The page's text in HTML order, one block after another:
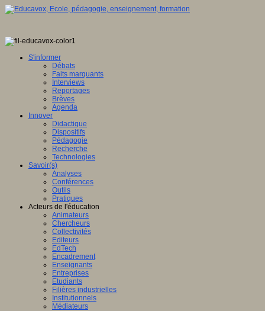
S'informer
Débats
Faits marquants
Interviews
Reportages
Brèves
Agenda
Innover
Didactique
Dispositifs
Pédagogie
Recherche
Technologies
Savoir(s)
Analyses
Conférences
Outils
Pratiques
Acteurs de l'éducation
Animateurs
Chercheurs
Collectivités
Editeurs
EdTech
Encadrement
Enseignants
Entreprises
Etudiants
Filières industrielles
Institutionnels
Médiateurs